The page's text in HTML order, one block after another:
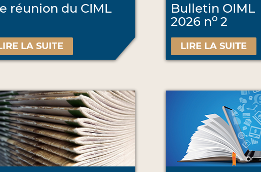
réunion du CIML
LA SUITE
Bulletin OIML
2026 no2
LIRE LA SUITE